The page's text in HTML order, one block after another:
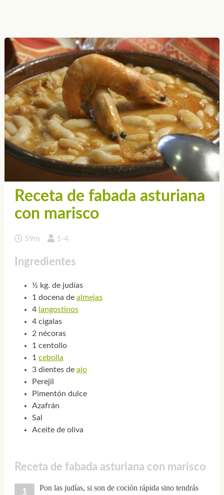
Receta de fabada asturiana
con marisco
59m 1-4
Ingredientes
½ kg. de judías
1 docena de almejas
4 langostinos
4 cigalas
2 nécoras
1 centollo
1 cebolla
3 dientes de ajo
Perejil
Pimentón dulce
Azafrán
Sal
Aceite de oliva
Receta de fabada asturiana con marisco
Pon las judías, si son de coción rápida sino tendrás